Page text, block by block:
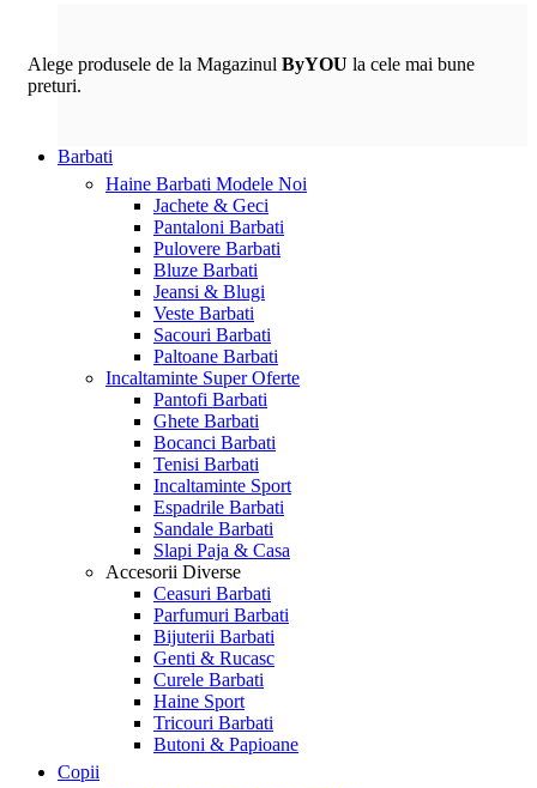
Alege produsele de la Magazinul ByYOU la cele mai bune
preturi.
Barbati
Haine Barbati Modele Noi
Jachete & Geci
Pantaloni Barbati
Pulovere Barbati
Bluze Barbati
Jeansi & Blugi
Veste Barbati
Sacouri Barbati
Paltoane Barbati
Incaltaminte Super Oferte
Pantofi Barbati
Ghete Barbati
Bocanci Barbati
Tenisi Barbati
Incaltaminte Sport
Espadrile Barbati
Sandale Barbati
Slapi Paja & Casa
Accesorii Diverse
Ceasuri Barbati
Parfumuri Barbati
Bijuterii Barbati
Genti & Rucasc
Curele Barbati
Haine Sport
Tricouri Barbati
Butoni & Papioane
Copii